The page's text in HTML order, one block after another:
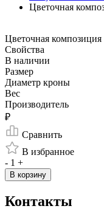
Цветочная
Цветочная композиция
Свойства
В наличии
Размер
Диаметр кроны
Вес
Производитель
₽
Сравнить
В избранное
- 1 +
В корзину
Контакты